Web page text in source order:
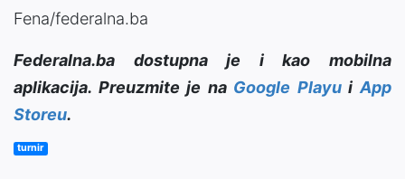
Fena/federalna.ba
Federalna.ba dostupna je i kao mobilna
aplikacija. Preuzmite je na Google PlayuiApp
Storeu.
turnir